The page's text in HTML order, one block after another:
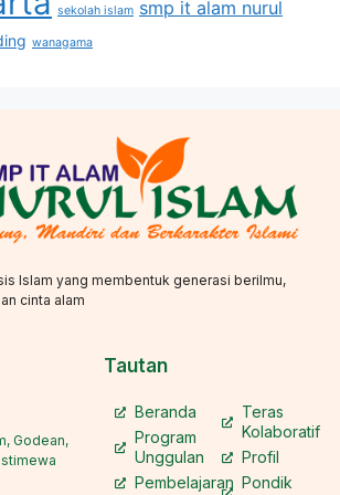
sekolah islam smp it alam nurul
wanagama
Islam yang membentuk generasi berilmu,
cinta alam
Godean,
Tautan
Beranda
Program
Unggulan
Pembelajaran
Teras
Kolaboratif
Profil
Pondik